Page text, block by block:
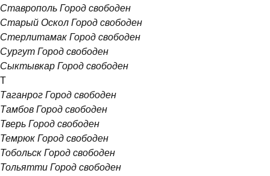
Ставрополь Город свободен
Старый Оскол Город свободен
Стерлитамак Город свободен
Сургут Город свободен
Сыктывкар Город свободен
Т
Таганрог Город свободен
Тамбов Город свободен
Тверь Город свободен
Темрюк Город свободен
Тобольск Город свободен
Тольятти Город свободен